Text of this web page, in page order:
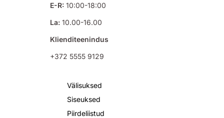
E-R:10:00-18:00
La:10.00-16.00
Klienditeenindus
+372 5555 9129
Välisuksed
Siseuksed
Piirdeliistud